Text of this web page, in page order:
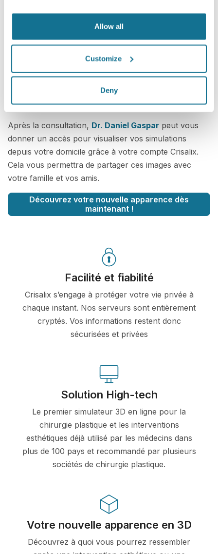
Allow all
Customize
Deny
Vous souhaitez découvrir ce qui vous
convient le mieux ?
Après la consultation, Dr. Daniel Gaspar peut vous
donner un accès pour visualiser vos simulations
depuis votre domicile grâce à votre compte Crisalix.
Cela vous permettra de partager ces images avec
votre famille et vos amis.
Découvrez votre nouvelle apparence dès
maintenant !
Facilité et fiabilité
Crisalix s’engage à protéger votre vie privée à
chaque instant. Nos serveurs sont entièrement
cryptés. Vos informations restent donc
sécurisées et privées
Solution High-tech
Le premier simulateur 3D en ligne pour la
chirurgie plastique et les interventions
esthétiques déjà utilisé par les médecins dans
plus de 100 pays et recommandé par plusieurs
sociétés de chirurgie plastique.
Votre nouvelle apparence en 3D
Découvrez à quoi vous pourrez ressembler